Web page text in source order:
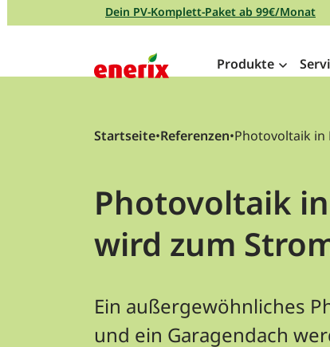
Direkt zum Inhalt wechselnDein PV-Komplett-Paket ab 99€/Monat
Produkte
Startseite•Referenzen•Photovoltaik
Photovoltaik
wird zum
Ein außergewöhnliches
und ein Garagendach